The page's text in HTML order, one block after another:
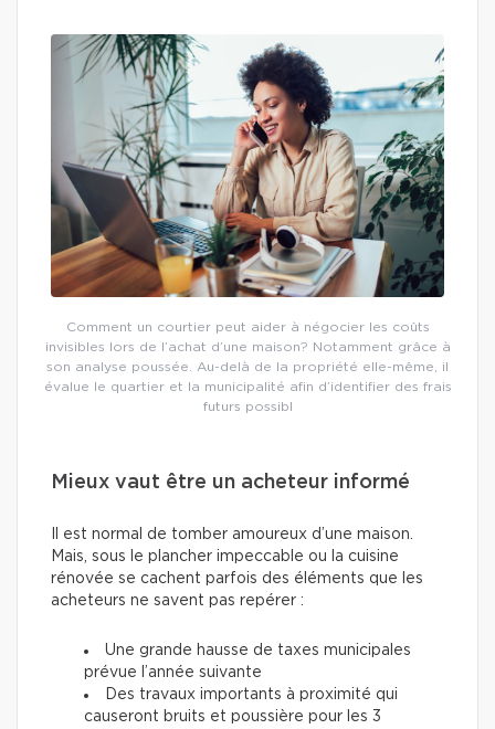
Comment un courtier peut aider à négocier les coûts
invisibles lors de l’achat d’une maison? Notamment grâce à
son analyse poussée. Au-delà de la propriété elle-même, il
évalue le quartier et la municipalité afin d’identifier des frais
futurs possibl
Mieux vaut être un acheteur informé
Il est normal de tomber amoureux d’une maison.
Mais, sous le plancher impeccable ou la cuisine
rénovée se cachent parfois des éléments que les
acheteurs ne savent pas repérer :
Une grande hausse de taxes municipales
prévue l’année suivante
Des travaux importants à proximité qui
causeront bruits et poussière pour les 3